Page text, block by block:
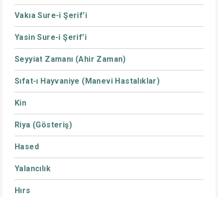
Vakıa Sure-i Şerif’i
Yasin Sure-i Şerif’i
Seyyiat Zamanı (Ahir Zaman)
Sıfat-ı Hayvaniye (Manevi Hastalıklar)
Kin
Riya (Gösteriş)
Hased
Yalancılık
Hırs